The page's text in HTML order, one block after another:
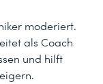
moderiert.
als Coach
und hilft